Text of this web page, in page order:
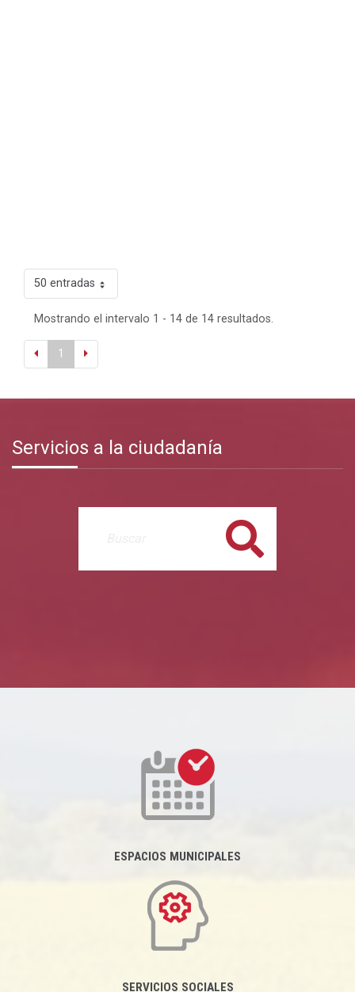
50 entradas
Mostrando el intervalo 1 - 14 de 14 resultados.
1
Servicios a la ciudadanía
Buscar
ESPACIOS MUNICIPALES
SERVICIOS SOCIALES